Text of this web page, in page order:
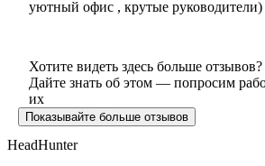
уютный офис , крутые руководители)
Хотите видеть здесь больше отзывов?
Дайте знать об этом — попросим
их
Показывайте больше отзывов
HeadHunter